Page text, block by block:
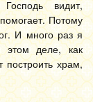
видит,
Потому
И много раз я
этом деле, как
построить храм,